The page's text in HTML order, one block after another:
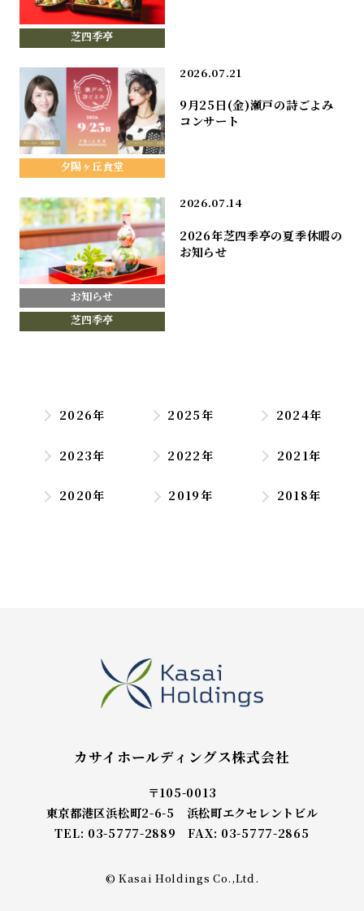
芝四季亭
夕陽ヶ丘食堂
2026.07.21
9月25日(金)瀬戸の詩ごよみ
コンサート
お知らせ
芝四季亭
2026.07.14
2026年芝四季亭の夏季休暇の
お知らせ
2026年 2025年 2024年
2023年 2022年 2021年
2020年 2019年 2018年
カサイホールディングス株式会社
〒105-0013
東京都港区浜松町2-6-5 浜松町エクセレントビル
TEL: 03-5777-2889 FAX: 03-5777-2865
© Kasai Holdings Co.,Ltd.